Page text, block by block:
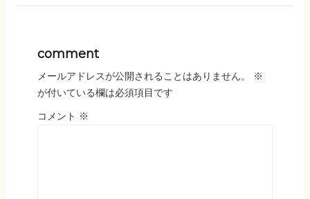
comment
メールアドレスが公開されることはありません。
※
が付いている欄は必須項目です
コメント ※